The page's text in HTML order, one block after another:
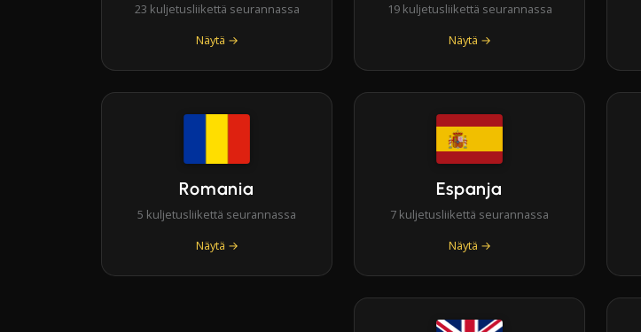
23 kuljetusliikettä seurannassa
Näytä →
19 kuljetusliikettä seurannassa
Näytä →
Romania
5 kuljetusliikettä seurannassa
Näytä →
Espanja
7 kuljetusliikettä seurannassa
Näytä →